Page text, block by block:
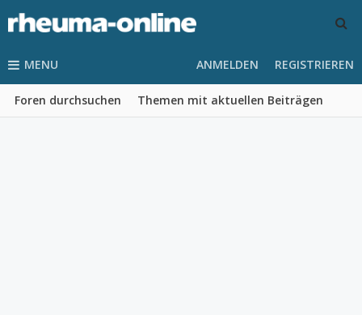
MENU
Foren durchsuchen Themen mit aktuellen Beiträgen
ANMELDEN REGISTRIEREN